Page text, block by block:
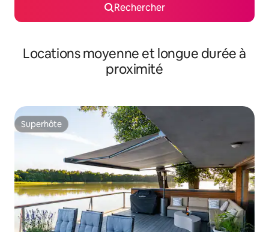
Rechercher
Locations moyenne et longue durée à
proximité
Superhôte
Superhôte